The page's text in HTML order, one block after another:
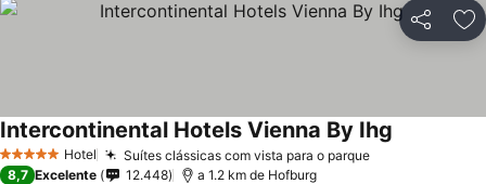
Partilhar
5 Estrelas Hotel Suítes clássicas com vista para o parque
Intercontinental Hotels Vienna By Ihg
8,7 Excelente 12.448 a 1.2 km de Hofburg